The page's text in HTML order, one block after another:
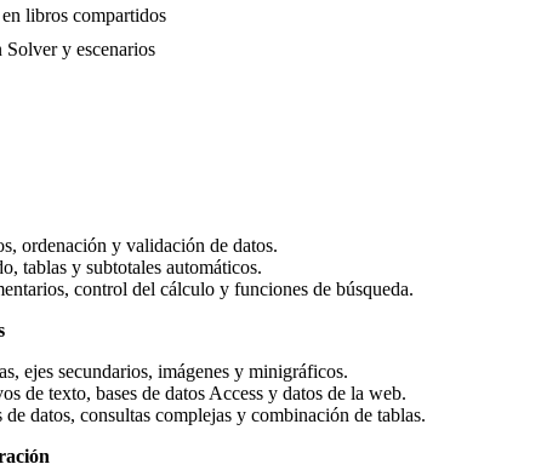
libros compartidos
Solver y escenarios
ordenación y validación de datos.
tablas y subtotales automáticos.
control del cálculo y funciones de búsqueda.
ejes secundarios, imágenes y minigráficos.
de texto, bases de datos Access y datos de la web.
datos, consultas complejas y combinación de tablas.